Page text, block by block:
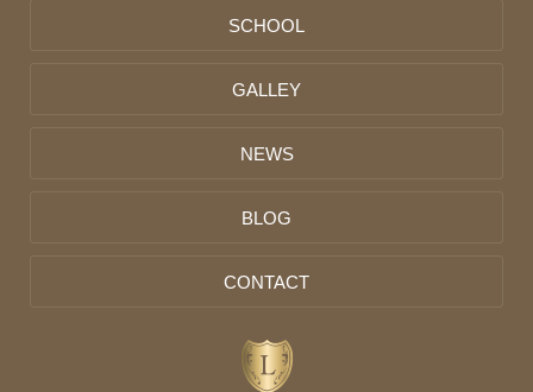
SCHOOL
GALLEY
NEWS
BLOG
CONTACT